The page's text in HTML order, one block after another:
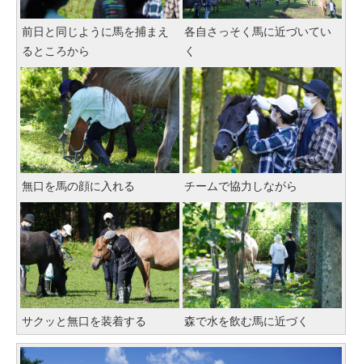
前日と同じように馬を捕まえ
るところから
各自さっそく馬に近づいてい
く
無口を馬の顔に入れる チームで協力しながら
サクッと無口を装着する 森で水を飲む馬に近づく